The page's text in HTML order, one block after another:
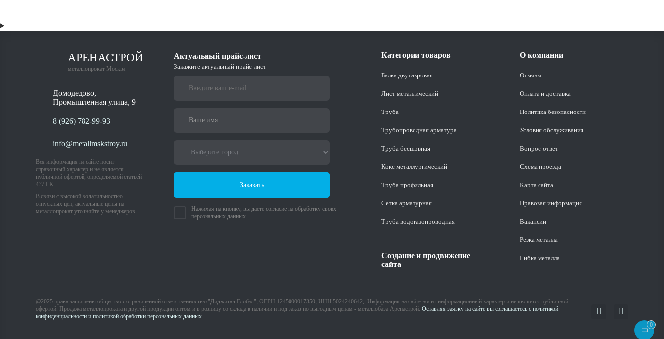
АРЕНАСТРОЙ
металлопрокат Москва
Домодедово,
Промышленная улица, 9
8 (926) 782-99-93
info@metallmskstroy.ru
Вся информация на сайте носит
справочный характер и не является
публичной офертой, определяемой статьей
437 ГК
В связи с высокой волатильностью
отпускных цен, актуальные цены на
металлопрокат уточняйте у менеджеров
Актуальный прайс-лист
Закажите актуальный прайс-лист
Заказать
Нажимая на кнопку, вы даете согласие на обработку своих
персональных данных
Категории товаров
Балка двутавровая
Лист металлический
Труба
Трубопроводная арматура
Труба бесшовная
Кокс металлургический
Труба профильная
Cетка арматурная
Труба водогазопроводная
Создание и продвижение
сайта
О компании
Отзывы
Оплата и доставка
Политика безопасности
Условия обслуживания
Вопрос-ответ
Схема проезда
Карта сайта
Правовая информация
Вакансии
Резка металла
Гибка металла
@2025 права защищены общество с ограниченной ответственностью "Диджитал Глобал", ОГРН 1245000017350, ИНН 5024240642,. Информация на сайте носит информационный характер и не является публичной
офертой. Продажа металлопроката и другой продукции оптом и в розницу со склада в наличии и под заказ по выгодным ценам - металлобаза Аренастрой. Оставляя заявку на сайте вы соглашаетесь с политикой
конфиденциальности и политикой обработки персональных данных.
0